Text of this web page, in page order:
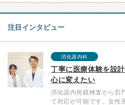
注目インタビュー
消化器内科
丁寧に医療体験を設
心に変えたい
消化器内視鏡検査から肛
て対応が可能です。女性